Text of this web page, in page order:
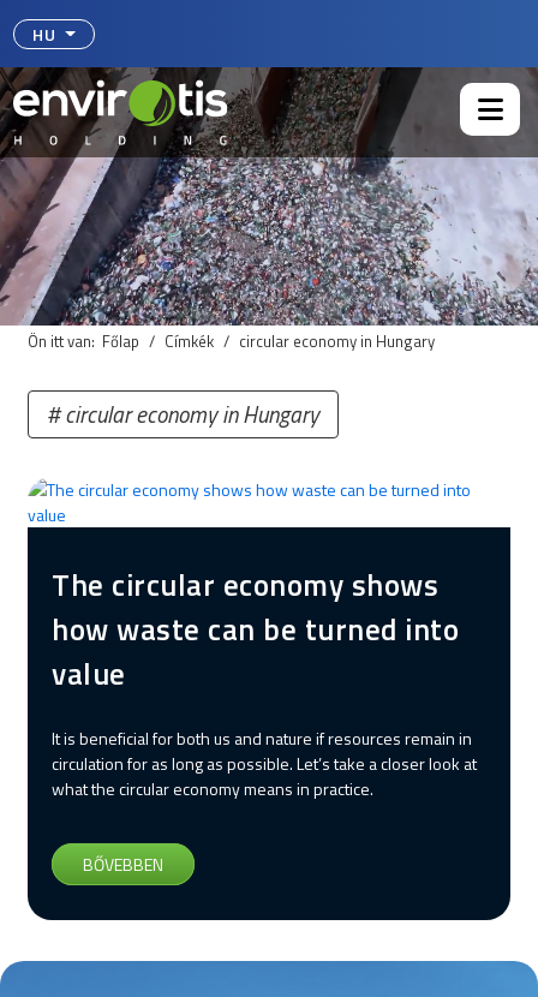
Válasszon nyelvet
HU
Ön itt van: Főlap Címkék circular economy in Hungary
circular economy in Hungary
The circular economy shows
how waste can be turned into
value
It is beneficial for both us and nature if resources remain in
circulation for as long as possible. Let’s take a closer look at
what the circular economy means in practice.
BŐVEBBEN